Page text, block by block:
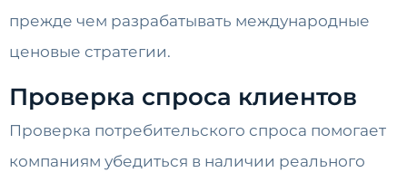
прежде чем разрабатывать международные
ценовые стратегии.
Проверка спроса клиентов
Проверка потребительского спроса помогает
компаниям убедиться в наличии реального